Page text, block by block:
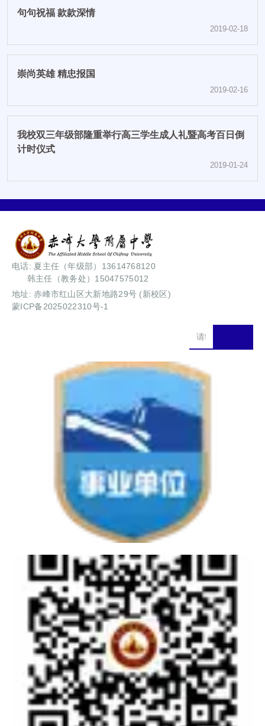
句句祝福 款款深情
2019-02-18
崇尚英雄 精忠报国
2019-02-16
我校双三年级部隆重举行高三学生成人礼暨高考百日倒
计时仪式
2019-01-24
电话: 夏主任（年级部）13614768120
韩主任（教务处）15047575012
地址: 赤峰市红山区大新地路29号 (新校区)
蒙ICP备2025022310号-1